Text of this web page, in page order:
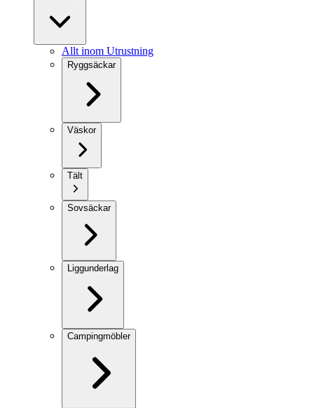
Allt inom Utrustning
Ryggsäckar
Väskor
Tält
Sovsäckar
Liggunderlag
Campingmöbler